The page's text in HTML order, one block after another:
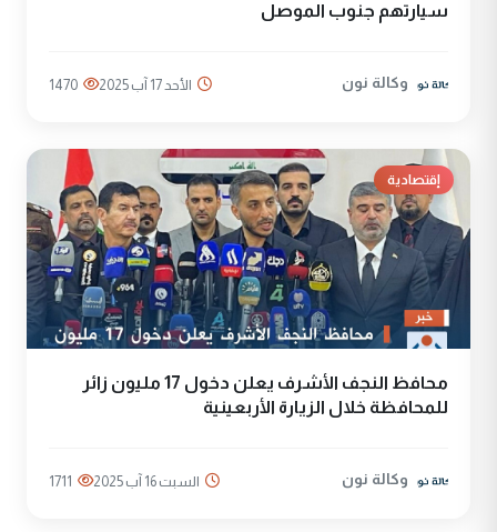
سيارتهم جنوب الموصل
وكالة نون الأحد 17 آب 2025 1470
إقتصادية
محافظ النجف الأشرف يعلن دخول 17 مليون زائر
للمحافظة خلال الزيارة الأربعينية
وكالة نون السبت 16 آب 2025 1711